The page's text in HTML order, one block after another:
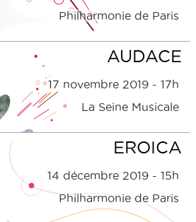
Philharmonie de Paris
AUDACE
17 novembre 2019 - 17h
La Seine Musicale
EROICA
14 décembre 2019 - 15h
Philharmonie de Paris